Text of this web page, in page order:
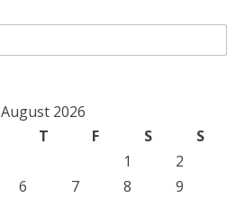
August 2026
T F S
S
1
2
6 7 8
9